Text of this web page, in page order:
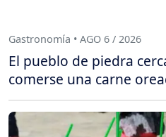
Gastronomía • AGO 6 / 2026
El pueblo de piedra
comerse una carne